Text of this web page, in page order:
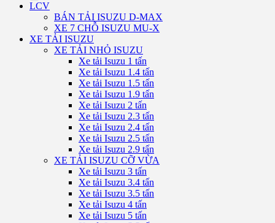
LCV
BÁN TẢI ISUZU D-MAX
XE 7 CHỖ ISUZU MU-X
XE TẢI ISUZU
XE TẢI NHỎ ISUZU
Xe tải Isuzu 1 tấn
Xe tải Isuzu 1.4 tấn
Xe tải Isuzu 1.5 tấn
Xe tải Isuzu 1.9 tấn
Xe tải Isuzu 2 tấn
Xe tải Isuzu 2.3 tấn
Xe tải Isuzu 2.4 tấn
Xe tải Isuzu 2.5 tấn
Xe tải Isuzu 2.9 tấn
XE TẢI ISUZU CỠ VỪA
Xe tải Isuzu 3 tấn
Xe tải Isuzu 3.4 tấn
Xe tải Isuzu 3.5 tấn
Xe tải Isuzu 4 tấn
Xe tải Isuzu 5 tấn